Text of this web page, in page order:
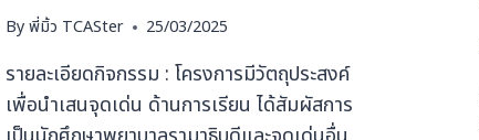
Byพี่มิ้ว TCASter 25/03/2025
รายละเอียดกิจกรรม : โครงการมีวัตถุประสงค์
เพื่อนำเสนจุดเด่น ด้านการเรียน ได้สัมผัสการ